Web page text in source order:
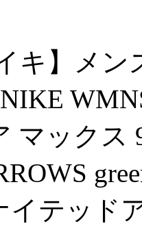
キ】メ
マックス
イテッド